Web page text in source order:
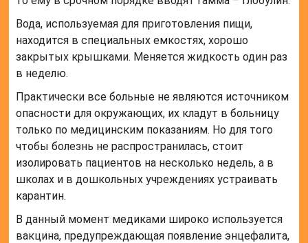
Вода, используемая для приготовления пищи,
находится в специальных емкостях, хорошо
закрытых крышками. Меняется жидкость один раз
в неделю.
Практически все больные не являются источником
опасности для окружающих, их кладут в больницу
только по медицинским показаниям. Но для того
чтобы болезнь не распространилась, стоит
изолировать пациентов на несколько недель, а в
школах и в дошкольных учреждениях устраивать
карантин.
В данный момент медиками широко используется
вакцина, предупреждающая появление энцефалита,